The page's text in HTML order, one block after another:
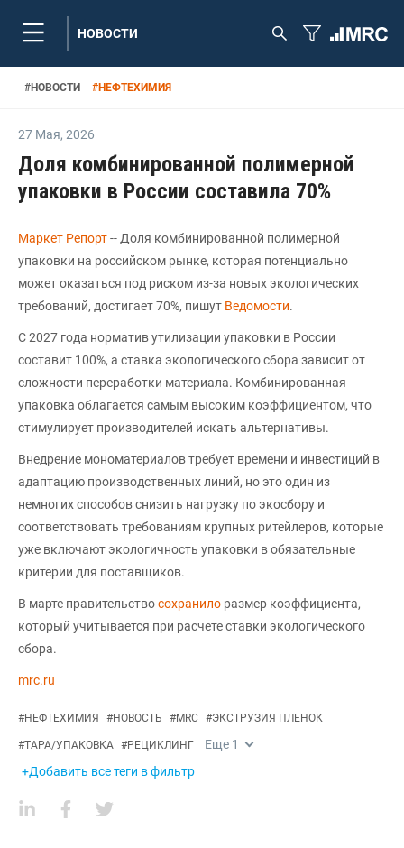
НОВОСТИ
#НОВОСТИ #НЕФТЕХИМИЯ
27 Мая, 2026
Доля комбинированной полимерной
упаковки в России составила 70%
Маркет Репорт-- Доля комбинированной полимерной
упаковки на российском рынке, которая потенциально
может оказаться под риском из-за новых экологических
требований, достигает 70%, пишут Ведомости.
С 2027 года норматив утилизации упаковки в России
составит 100%, а ставка экологического сбора зависит от
сложности переработки материала. Комбинированная
упаковка облагается самым высоким коэффициентом, что
стимулирует производителей искать альтернативы.
Внедрение мономатериалов требует времени и инвестиций в
адаптацию производственных линий, но это один из
немногих способов снизить нагрузку по экосбору и
соответствовать требованиям крупных ритейлеров, которые
уже включают экологичность упаковки в обязательные
критерии для поставщиков.
В марте правительствосохранило размер коэффициента,
который учитывается при расчете ставки экологического
сбора.
mrc.ru
#НЕФТЕХИМИЯ #НОВОСТЬ #MRC #ЭКСТРУЗИЯ ПЛЕНОК
#ТАРА/УПАКОВКА #РЕЦИКЛИНГ Еще 1
+Добавить все теги в фильтр